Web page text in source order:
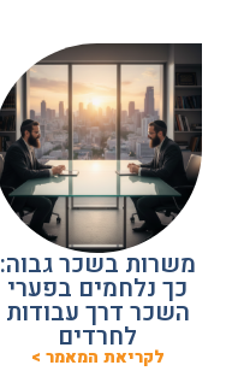
משרות בשכר גבוה:
כך נלחמים בפערי
השכר דרך עבודות
לחרדים
לקריאת המאמר >